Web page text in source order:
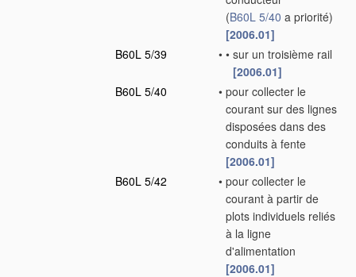
(B60L 5/40 a priorité)
[2006.01]
B60L 5/39
• • sur un troisième rail
[2006.01]
B60L 5/40
• pour collecter le
courant sur des lignes
disposées dans des
conduits à fente
[2006.01]
B60L 5/42
• pour collecter le
courant à partir de
plots individuels reliés
à la ligne
d'alimentation
[2006.01]